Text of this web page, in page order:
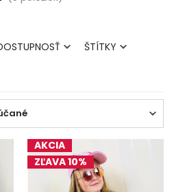
ŠTÍTKY
AKCIA
ZĽAVA 10%